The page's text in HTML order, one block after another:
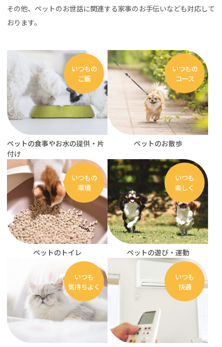
その他、ペットのお世話に関連する家事のお手伝いなども対応して
おります。
いつもの
ご飯
ペットの食事やお水の提供・片
付け
いつもの
コース
ペットのお散歩
いつもの
環境
ペットのトイレ
いつも
楽しく
ペットの遊び・運動
いつも
気持ちよく
いつも
快適